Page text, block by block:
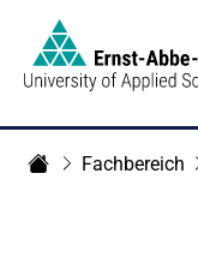
Fachbereich